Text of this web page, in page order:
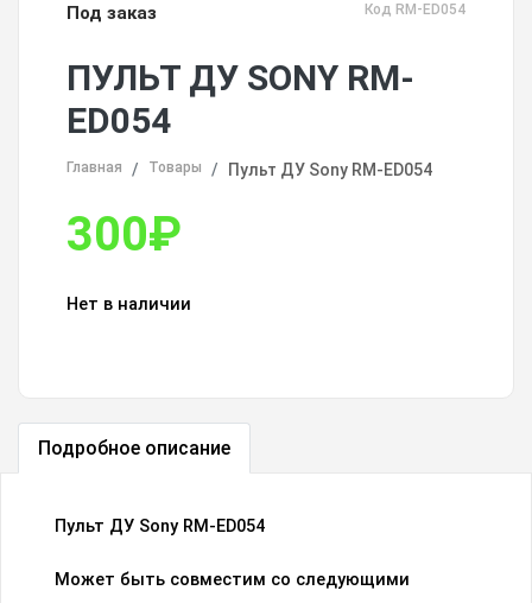
Под заказ Код RM-ED054
ПУЛЬТ ДУ SONY RM-
ED054
Главная Товары Пульт ДУ Sony RM-ED054
300₽
Нет в наличии
Подробное описание
Пульт ДУ Sony RM-ED054
Может быть совместим со следующими